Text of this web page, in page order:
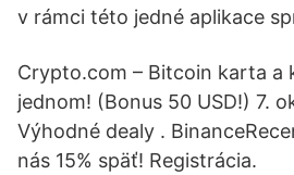
v rámci této jedné aplikace
Crypto.com – Bitcoin karta a
jednom! (Bonus 50 USD!) 7.
Výhodné dealy .
nás 15% späť! Registrácia.